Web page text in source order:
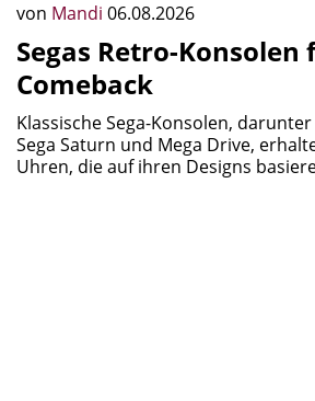
von Mandi 06.08.2026
Segas Retro-Konsolen
Comeback
Klassische Sega-Konsolen,
Sega Saturn und Mega Drive,
Uhren, die auf ihren Designs